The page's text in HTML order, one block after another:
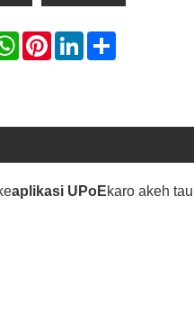
WhatsAppPinterestLinkedIn
aplikasi UPoEkaro akeh